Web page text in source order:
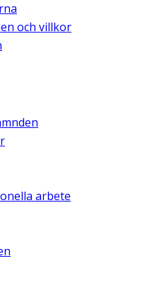
och villkor
arbete